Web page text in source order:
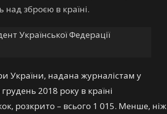
зброєю в країні.
Української Федерації
України, надана журналістам у
2018 року в країні
розкрито – всього 1 015. Менше, ніж